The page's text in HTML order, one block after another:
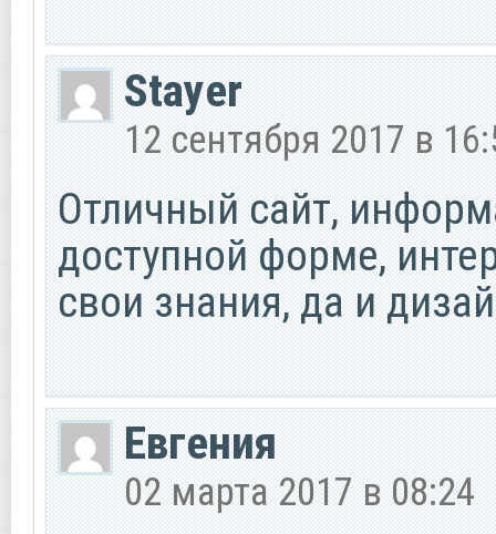
Stayer
12 сентября 2017 в
Отличный сайт,
доступной форме,
свои знания, да и
Евгения
02 марта 2017 в 08:24